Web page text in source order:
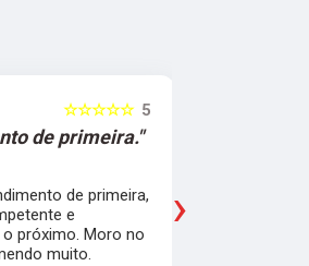
5
☆☆☆☆☆
de primeira."
de primeira,
e
próximo. Moro no
muito.
›